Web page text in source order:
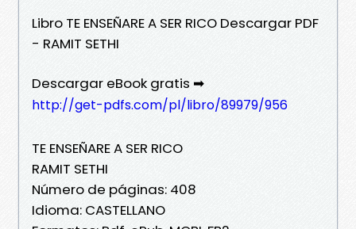
Libro TE ENSEÑARE A SER RICO Descargar PDF
- RAMIT SETHI
Descargar eBook gratis ➡
http://get-pdfs.com/pl/libro/89979/956
TE ENSEÑARE A SER RICO
RAMIT SETHI
Número de páginas: 408
Idioma: CASTELLANO